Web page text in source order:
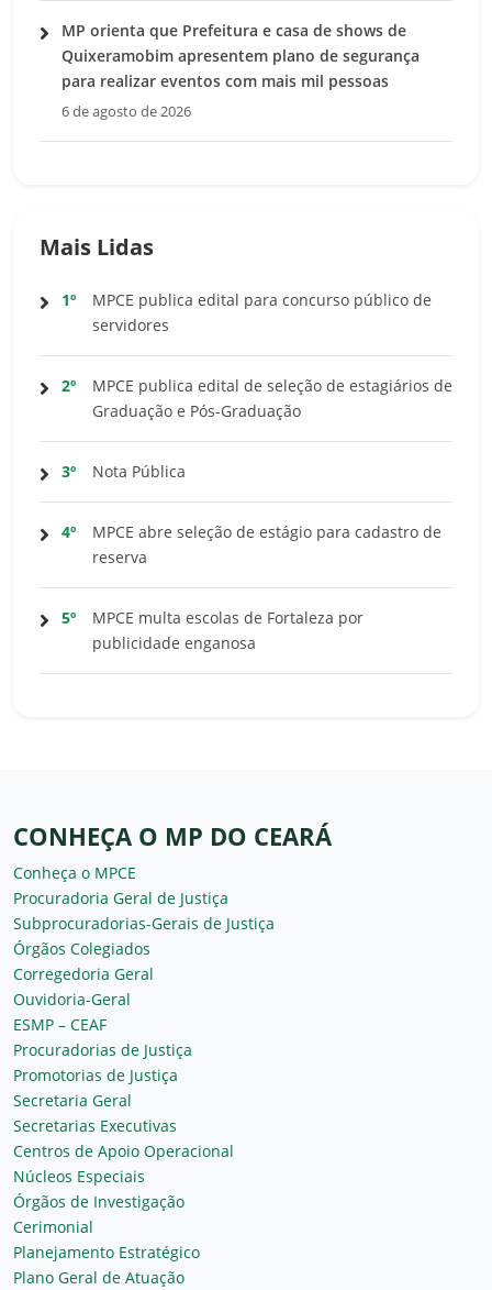
MP orienta que Prefeitura e casa de shows de
Quixeramobim apresentem plano de segurança
para realizar eventos com mais mil pessoas
6 de agosto de 2026
Mais Lidas
1º
MPCE publica edital para concurso público de
servidores
2º
MPCE publica edital de seleção de estagiários de
Graduação e Pós-Graduação
3º Nota Pública
4º
MPCE abre seleção de estágio para cadastro de
reserva
5º
MPCE multa escolas de Fortaleza por
publicidade enganosa
CONHEÇA O MP DO CEARÁ
Conheça o MPCE
Procuradoria Geral de Justiça
Subprocuradorias-Gerais de Justiça
Órgãos Colegiados
Corregedoria Geral
Ouvidoria-Geral
ESMP – CEAF
Procuradorias de Justiça
Promotorias de Justiça
Secretaria Geral
Secretarias Executivas
Centros de Apoio Operacional
Núcleos Especiais
Órgãos de Investigação
Cerimonial
Planejamento Estratégico
Plano Geral de Atuação